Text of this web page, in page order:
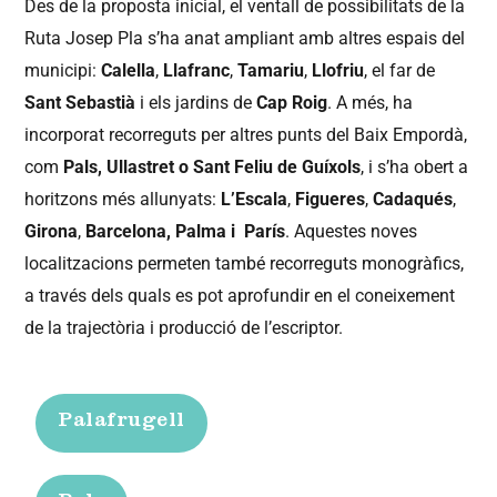
Des de la proposta inicial, el ventall de possibilitats de la
Ruta Josep Pla s’ha anat ampliant amb altres espais del
municipi:Calella, Llafranc,Tamariu, Llofriu, el far de
Sant Sebastià i els jardins deCap Roig. A més, ha
incorporat recorreguts per altres punts del Baix Empordà,
com Pals, Ullastret o Sant Feliu de Guíxols, i s’ha obert a
horitzons més allunyats: L’Escala, Figueres,Cadaqués,
Girona, Barcelona, Palma i París. Aquestes noves
localitzacions permeten també recorreguts monogràfics,
a través dels quals es pot aprofundir en el coneixement
de la trajectòria i producció de l’escriptor.
Palafrugell